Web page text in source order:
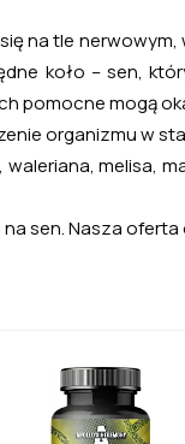
na tle
koło – sen,
pomocne mogą
organizmu w
melisa,
sen. Nasza